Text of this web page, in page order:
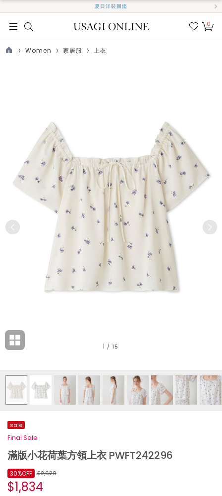
夏日洋裝圖鑑
我的
0
Women 家居服 上衣
1 / 15
sale
Final Sale
滿版小花荷葉方領上衣 PWFT242296
$2,620
$1,834
30%OFF